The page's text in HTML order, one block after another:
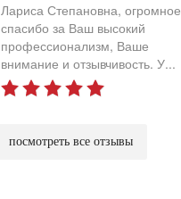
Лариса Степановна, огромное
спасибо за Ваш высокий
профессионализм, Ваше
внимание и отзывчивость. У...
посмотреть все отзывы